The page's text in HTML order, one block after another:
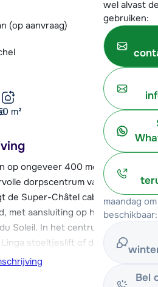
wel alvast
gebruiken:
maandag
beschikbaar:
Bel
(op aanvraag)
m²
op ongeveer 400 meter
dorpscentrum van Châtel.
de Super-Châtel cabinelift je naar
met aansluiting op het Zwitserse
Soleil. In het centrum kun je ook
stoeltjeslift of de Pré-la-Joux
Morzine brengen. De